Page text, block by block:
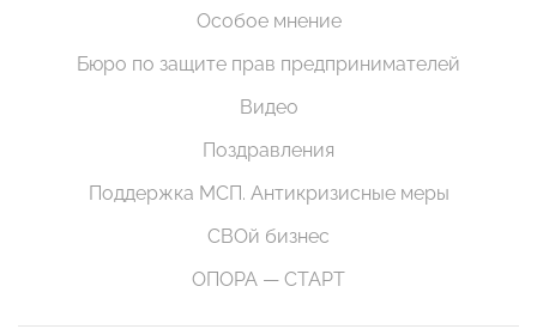
Особое мнение
Бюро по защите прав предпринимателей
Видео
Поздравления
Поддержка МСП. Антикризисные меры
СВОй бизнес
ОПОРА — СТАРТ